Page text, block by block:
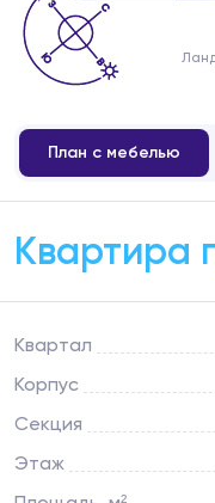
План с мебелью
Квартал
Корпус
Секция
Этаж
Квартира